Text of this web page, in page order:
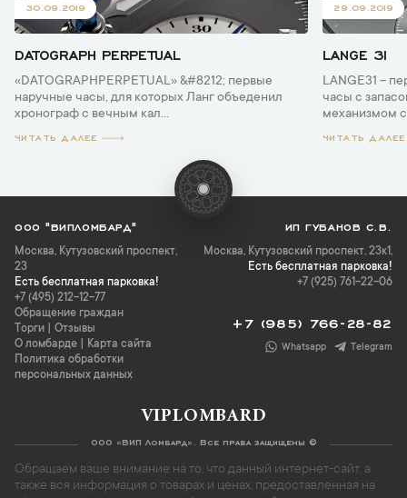
30.09.2019
DATOGRAPH PERPETUAL
«DATOGRAPHPERPETUAL» &#8212; первые
наручные часы, для которых Ланг объеденил
хронограф с вечным кал...
ЧИТАТЬ ДАЛЕЕ
29.09.2019
LANGE 31
LANGE31 –
часы с
механизмом с
ЧИТАТЬ ДАЛЕЕ
ООО "ВИПЛОМБАРД"
Москва, Кутузовский проспект,
23
Есть бесплатная парковка!
+7 (495) 212-12-77
Обращение граждан
Торги
Отзывы
О ломбарде
Карта сайта
Политика обработки
персональных данных
ИП ГУБАНОВ С.В.
Москва, Кутузовский проспект, 23к1,
Есть бесплатная парковка!
+7 (925) 761-22-06
+7 (985) 766-28-82
Whatsapp Telegram
VIPLOMBARD
ООО «ВИП Ломбард». Все права защищены ©
Обращаем ваше внимание на то, что данный интернет-сайт, а
также вся информация о товарах и ценах, предоставленная на